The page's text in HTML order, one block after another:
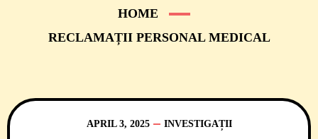
HOME
RECLAMAȚII PERSONAL MEDICAL
APRIL 3, 2025 INVESTIGAȚII